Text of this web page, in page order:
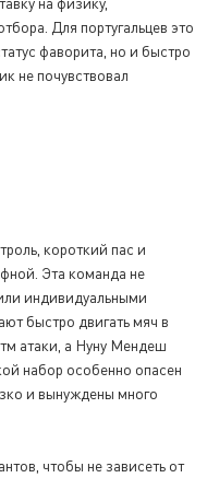
Для португальцев это
фаворита, но и быстро
не почувствовал
короткий пас и
Эта команда не
индивидуальными
быстро двигать мяч в
атаки, а Нуну Мендеш
набор особенно опасен
и вынуждены много
чтобы не зависеть от